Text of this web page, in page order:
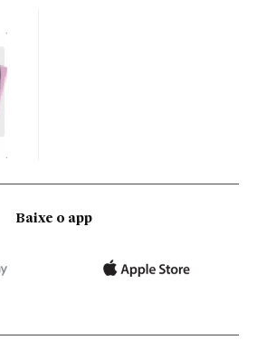
Baixe o app